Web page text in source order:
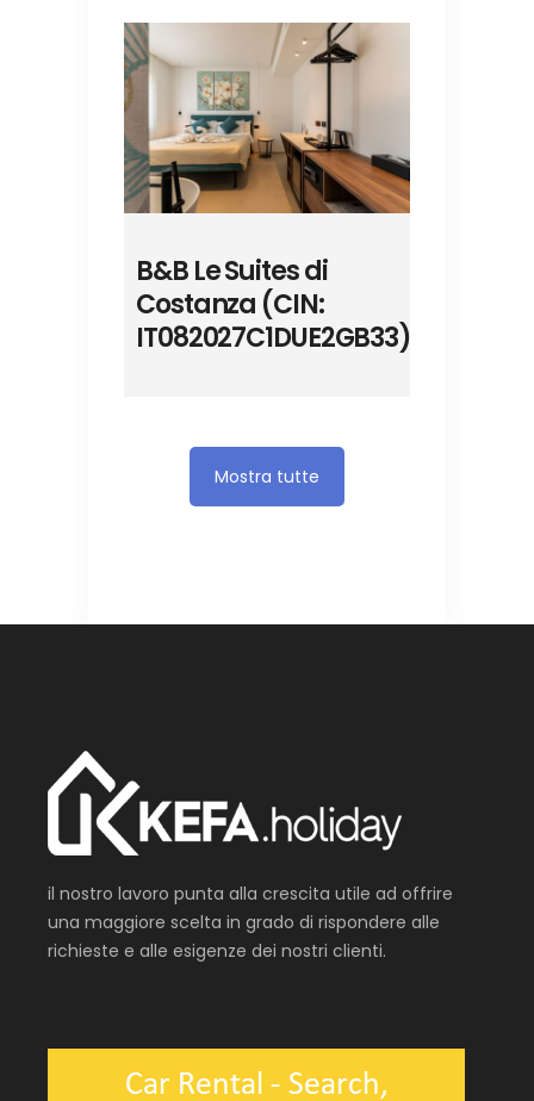
B&B Le Suites di
Costanza (CIN:
IT082027C1DUE2GB33)
Mostra tutte
il nostro lavoro punta alla crescita utile ad offrire
una maggiore scelta in grado di rispondere alle
richieste e alle esigenze dei nostri clienti.